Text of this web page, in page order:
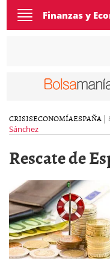
Toggle
navigation
Finanzas y
CRISISECONOMÍAESPAÑA |
Sánchez
Rescate de